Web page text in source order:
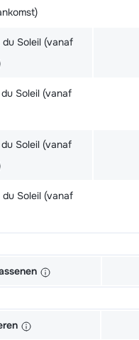
Soleil (vanaf
Soleil (vanaf
Soleil (vanaf
Soleil (vanaf
(6/7 dagen)